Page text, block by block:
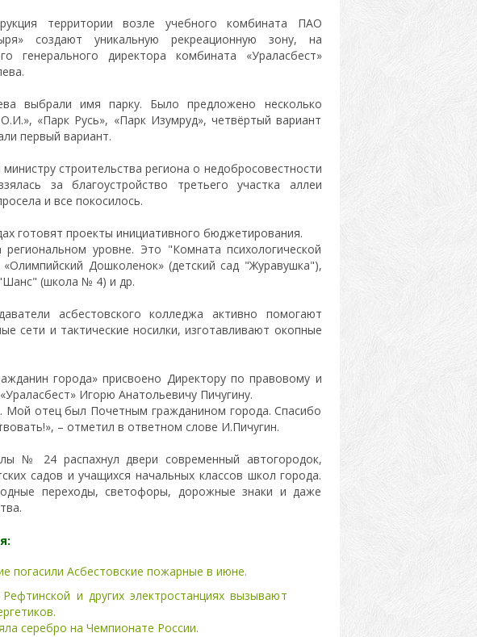
территории возле учебного комбината ПАО
создают уникальную рекреационную зону, на
генерального директора комбината «Ураласбест»
выбрали имя парку. Было предложено несколько
«Парк Русь», «Парк Изумруд», четвёртый вариант
первый вариант.
строительства региона о недобросовестности
за благоустройство третьего участка аллеи
и все покосилось.
готовят проекты инициативного бюджетирования.
уровне. Это "Комната психологической
Дошколенок» (детский сад "Журавушка"),
(школа № 4) и др.
асбестовского колледжа активно помогают
сети и тактические носилки, изготавливают окопные
города» присвоено Директору по правовому и
Игорю Анатольевичу Пичугину.
Мой отец был Почетным гражданином города. Спасибо
– отметил в ответном слове И.Пичугин.
№ 24 распахнул двери современный автогородок,
садов и учащихся начальных классов школ города.
переходы, светофоры, дорожные знаки и даже
погасили Асбестовские пожарные в июне.
и других электростанциях вызывают
серебро на Чемпионате России.